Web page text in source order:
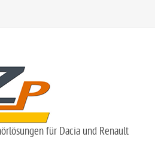
für Dacia und Renault